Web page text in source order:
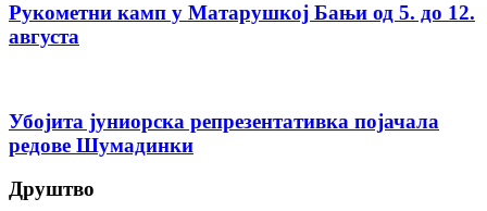
Рукометни камп у Матарушкој Бањи од 5. до 12.
августа
Убојита јуниорска репрезентативка појачала
редове Шумадинки
Друштво